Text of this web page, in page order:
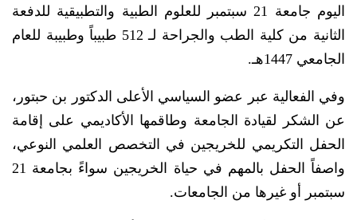
اليوم جامعة 21 سبتمبر للعلوم الطبية والتطبيقية للدفعة
الثانية من كلية الطب والجراحة لـ 512 طبيباً وطبيبة للعام
الجامعي 1447هـ.
وفي الفعالية عبر عضو السياسي الأعلى الدكتور بن حبتور،
عن الشكر لقيادة الجامعة وطاقمها الأكاديمي على إقامة
الحفل التكريمي للخريجين في التخصص العلمي النوعي،
واصفاً الحفل بالمهم في حياة الخريجين سواءً بجامعة 21
سبتمبر أو غيرها من الجامعات.